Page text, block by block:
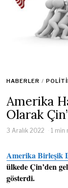
HABERLER /
Amerika
Olarak
3 Aralık 2022 1 min
Amerika Birleşik
ülkede Çin’den
gösterdi.